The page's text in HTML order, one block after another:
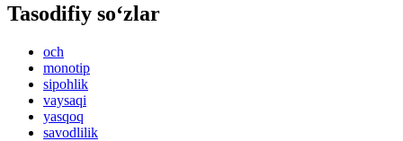
Tasodifiy so‘zlar
och
monotip
sipohlik
vaysaqi
yasqoq
savodlilik